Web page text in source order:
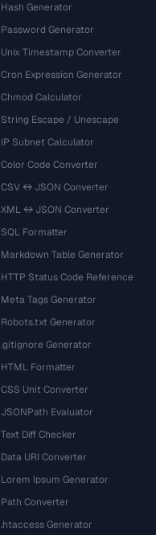
Hash Generator
Password Generator
Unix Timestamp Converter
Cron Expression Generator
Chmod Calculator
String Escape / Unescape
IP Subnet Calculator
Color Code Converter
CSV ↔ JSON Converter
XML ↔ JSON Converter
SQL Formatter
Markdown Table Generator
HTTP Status Code Reference
Meta Tags Generator
Robots.txt Generator
.gitignore Generator
HTML Formatter
CSS Unit Converter
JSONPath Evaluator
Text Diff Checker
Data URI Converter
Lorem Ipsum Generator
Path Converter
.htaccess Generator